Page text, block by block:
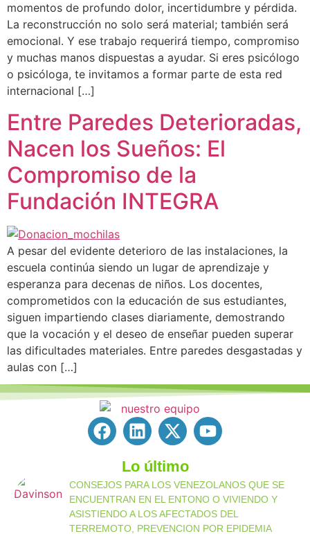
momentos de profundo dolor, incertidumbre y pérdida.
La reconstrucción no solo será material; también será
emocional. Y ese trabajo requerirá tiempo, compromiso
y muchas manos dispuestas a ayudar. Si eres psicólogo
o psicóloga, te invitamos a formar parte de esta red
internacional […]
Entre Paredes Deterioradas,
Nacen los Sueños: El
Compromiso de la
Fundación INTEGRA
A pesar del evidente deterioro de las instalaciones, la
escuela continúa siendo un lugar de aprendizaje y
esperanza para decenas de niños. Los docentes,
comprometidos con la educación de sus estudiantes,
siguen impartiendo clases diariamente, demostrando
que la vocación y el deseo de enseñar pueden superar
las dificultades materiales. Entre paredes desgastadas y
aulas con […]
Lo último
CONSEJOS PARA LOS VENEZOLANOS QUE SE
ENCUENTRAN EN EL ENTONO O VIVIENDO Y
ASISTIENDO A LOS AFECTADOS DEL
TERREMOTO, PREVENCION POR EPIDEMIA